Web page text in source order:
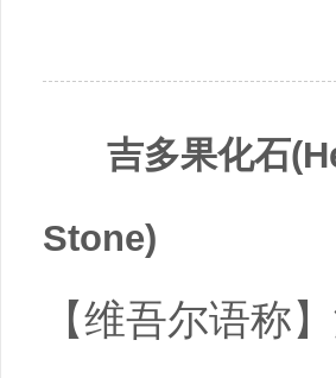
吉多果化石
Stone)
【维吾尔语称